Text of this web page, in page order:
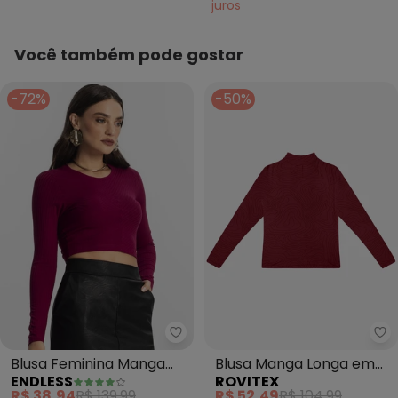
juros
Você também pode gostar
-72%
Endless - Blusa Feminina
Blusa Feminina Manga
Longa (Vermelho)
ENDLESS
-50%
Blusa Manga Longa em
Viscotorcion (Vermelho)
ROVITEX